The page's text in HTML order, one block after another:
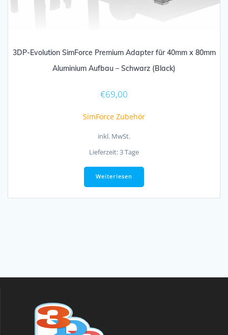
3DP-Evolution SimForce Premium Adapter für 40mm x 80mm
Aluminium Aufbau – Schwarz (Black)
€69,00
SimForce Zubehör
inkl. MwSt.
Lieferzeit:3 Tage
Weiterlesen